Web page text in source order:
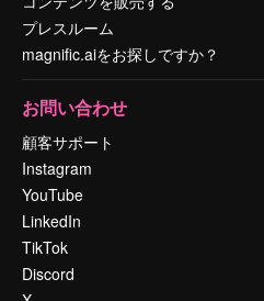
プレスルーム
magnific.aiをお探しですか？
お問い合わせ
顧客サポート
Instagram
YouTube
LinkedIn
TikTok
Discord